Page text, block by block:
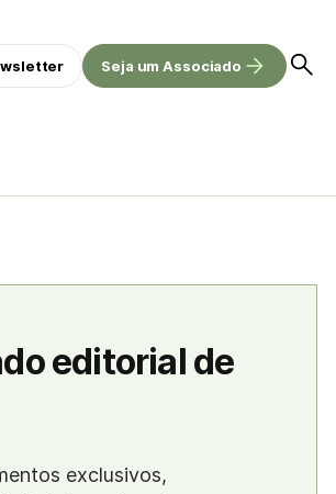
Seja um Associado
editorial de
exclusivos,